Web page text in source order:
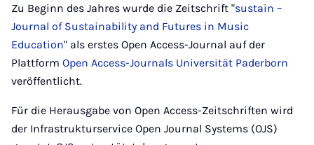
Zu Beginn des Jahres wurde die Zeitschrift "sustain –
Journal of Sustainability and Futures in Music
Education" als erstes Open Access-Journal auf der
Plattform Open Access-Journals Universität Paderborn
veröffentlicht.
Für die Herausgabe von Open Access-Zeitschriften wird
der Infrastrukturservice Open Journal Systems (OJS)